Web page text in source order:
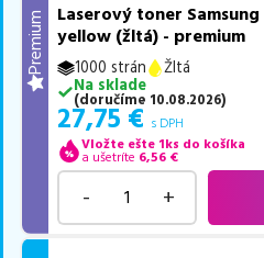
Premium
Laserový toner
yellow (žltá) - premium
1000 strán
Žltá
Na sklade
(doručíme 10.08.2026)
27,75 € s DPH
Vložte ešte 1ks do košíka
a ušetríte 6,56 €
- +